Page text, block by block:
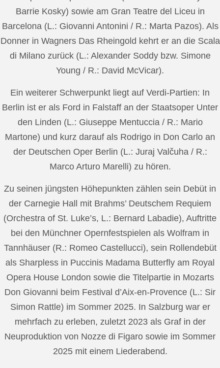
Barrie Kosky) sowie am Gran Teatre del Liceu in
Barcelona (L.: Giovanni Antonini / R.: Marta Pazos). Als
Donner in Wagners Das Rheingold kehrt er an die Scala
di Milano zurück (L.: Alexander Soddy bzw. Simone
Young / R.: David McVicar).
Ein weiterer Schwerpunkt liegt auf Verdi-Partien: In
Berlin ist er als Ford in Falstaff an der Staatsoper Unter
den Linden (L.: Giuseppe Mentuccia / R.: Mario
Martone) und kurz darauf als Rodrigo in Don Carlo an
der Deutschen Oper Berlin (L.: Juraj Valčuha / R.:
Marco Arturo Marelli) zu hören.
Zu seinen jüngsten Höhepunkten zählen sein Debüt in
der Carnegie Hall mit Brahms’ Deutschem Requiem
(Orchestra of St. Luke’s, L.: Bernard Labadie), Auftritte
bei den Münchner Opernfestspielen als Wolfram in
Tannhäuser (R.: Romeo Castellucci), sein Rollendebüt
als Sharpless in Puccinis Madama Butterfly am Royal
Opera House London sowie die Titelpartie in Mozarts
Don Giovanni beim Festival d’Aix-en-Provence (L.: Sir
Simon Rattle) im Sommer 2025. In Salzburg war er
mehrfach zu erleben, zuletzt 2023 als Graf in der
Neuproduktion von Nozze di Figaro sowie im Sommer
2025 mit einem Liederabend.